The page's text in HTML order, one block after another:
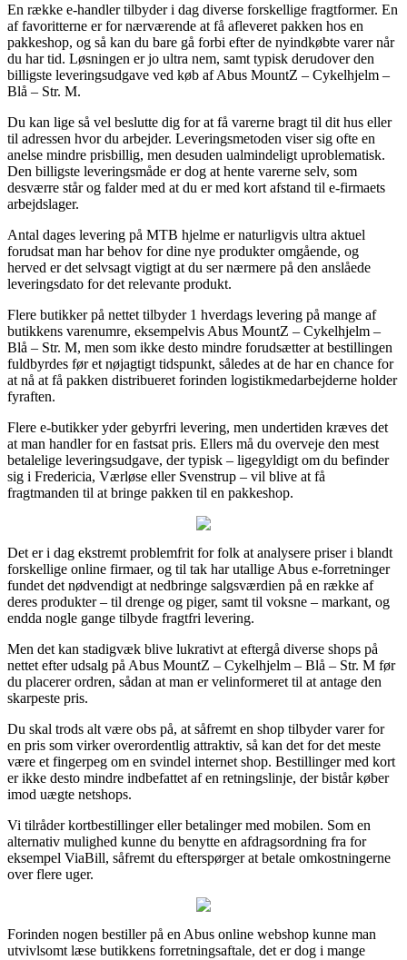
En række e-handler tilbyder i dag diverse forskellige fragtformer. En
af favoritterne er for nærværende at få afleveret pakken hos en
pakkeshop, og så kan du bare gå forbi efter de nyindkøbte varer når
du har tid. Løsningen er jo ultra nem, samt typisk derudover den
billigste leveringsudgave ved køb af Abus MountZ – Cykelhjelm –
Blå – Str. M.
Du kan lige så vel beslutte dig for at få varerne bragt til dit hus eller
til adressen hvor du arbejder. Leveringsmetoden viser sig ofte en
anelse mindre prisbillig, men desuden ualmindeligt uproblematisk.
Den billigste leveringsmåde er dog at hente varerne selv, som
desværre står og falder med at du er med kort afstand til e-firmaets
arbejdslager.
Antal dages levering på MTB hjelme er naturligvis ultra aktuel
forudsat man har behov for dine nye produkter omgående, og
herved er det selvsagt vigtigt at du ser nærmere på den anslåede
leveringsdato for det relevante produkt.
Flere butikker på nettet tilbyder 1 hverdags levering på mange af
butikkens varenumre, eksempelvis Abus MountZ – Cykelhjelm –
Blå – Str. M, men som ikke desto mindre forudsætter at bestillingen
fuldbyrdes før et nøjagtigt tidspunkt, således at de har en chance for
at nå at få pakken distribueret forinden logistikmedarbejderne holder
fyraften.
Flere e-butikker yder gebyrfri levering, men undertiden kræves det
at man handler for en fastsat pris. Ellers må du overveje den mest
betalelige leveringsudgave, der typisk – ligegyldigt om du befinder
sig i Fredericia, Værløse eller Svenstrup – vil blive at få
fragtmanden til at bringe pakken til en pakkeshop.
Det er i dag ekstremt problemfrit for folk at analysere priser i blandt
forskellige online firmaer, og til tak har utallige Abus e-forretninger
fundet det nødvendigt at nedbringe salgsværdien på en række af
deres produkter – til drenge og piger, samt til voksne – markant, og
endda nogle gange tilbyde fragtfri levering.
Men det kan stadigvæk blive lukrativt at eftergå diverse shops på
nettet efter udsalg på Abus MountZ – Cykelhjelm – Blå – Str. M før
du placerer ordren, sådan at man er velinformeret til at antage den
skarpeste pris.
Du skal trods alt være obs på, at såfremt en shop tilbyder varer for
en pris som virker overordentlig attraktiv, så kan det for det meste
være et fingerpeg om en svindel internet shop. Bestillinger med kort
er ikke desto mindre indbefattet af en retningslinje, der bistår køber
imod uægte netshops.
Vi tilråder kortbestillinger eller betalinger med mobilen. Som en
alternativ mulighed kunne du benytte en afdragsordning fra for
eksempel ViaBill, såfremt du efterspørger at betale omkostningerne
over flere uger.
Forinden nogen bestiller på en Abus online webshop kunne man
utvivlsomt læse butikkens forretningsaftale, det er dog i mange